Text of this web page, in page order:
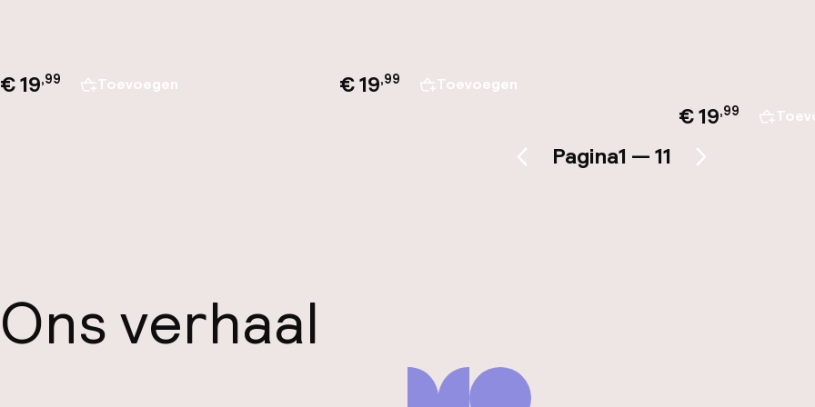
€ 19,99 Toevoegen € 19,99 Toevoegen
€ 19,99
Vorige pagina
Pagina1 — 11 Volgende pagina
Ons verhaal